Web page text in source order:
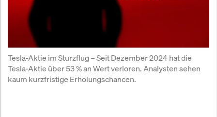
Tesla-Aktie im Sturzflug – Seit Dezember 2024 hat die
Tesla-Aktie über 53 % an Wert verloren. Analysten sehen
kaum kurzfristige Erholungschancen.